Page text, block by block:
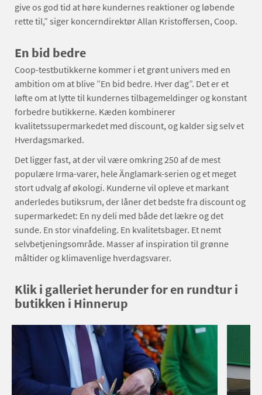
give os god tid at høre kundernes reaktioner og løbende
rette til,” siger koncerndirektør Allan Kristoffersen, Coop.
En bid bedre
Coop-testbutikkerne kommer i et grønt univers med en
ambition om at blive ”En bid bedre. Hver dag”. Det er et
løfte om at lytte til kundernes tilbagemeldinger og konstant
forbedre butikkerne. Kæden kombinerer
kvalitetssupermarkedet med discount, og kalder sig selv et
Hverdagsmarked.
Det ligger fast, at der vil være omkring 250 af de mest
populære Irma-varer, hele Änglamark-serien og et meget
stort udvalg af økologi. Kunderne vil opleve et markant
anderledes butiksrum, der låner det bedste fra discount og
supermarkedet: En ny deli med både det lækre og det
sunde. En stor vinafdeling. En kvalitetsbager. Et nemt
selvbetjeningsområde. Masser af inspiration til grønne
måltider og klimavenlige hverdagsvarer.
Klik i galleriet herunder for en rundtur i
butikken i Hinnerup